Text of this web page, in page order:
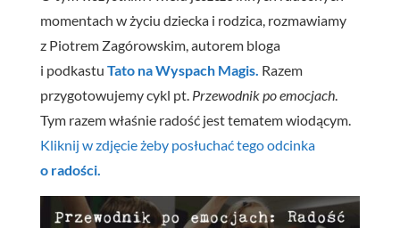
momentach w życiu dziecka i rodzica, rozmawiamy
z Piotrem Zagórowskim, autorem bloga
i podkastu Tato na Wyspach Magis. Razem
przygotowujemy cykl pt. Przewodnik po emocjach.
Tym razem właśnie radość jest tematem wiodącym.
Kliknij w zdjęcie żeby posłuchać tego odcinka
o radości.